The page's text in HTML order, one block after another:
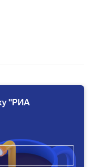
"РИА